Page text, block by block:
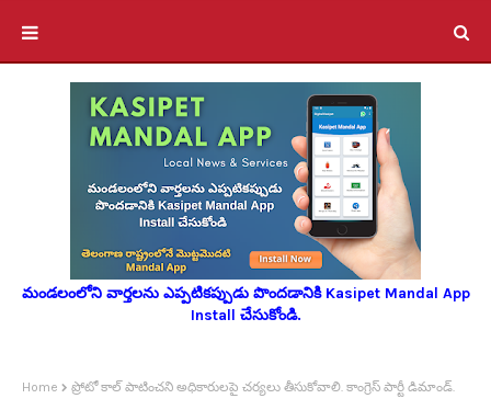
మండలంలోని వార్తలను ఎప్పటికప్పుడు పొందడానికి Kasipet Mandal App
Install చేసుకోండి.
Home ప్రోటో కాల్ పాటించని అధికారులపై చర్యలు తీసుకోవాలి. కాంగ్రెస్ పార్టీ డిమాండ్.